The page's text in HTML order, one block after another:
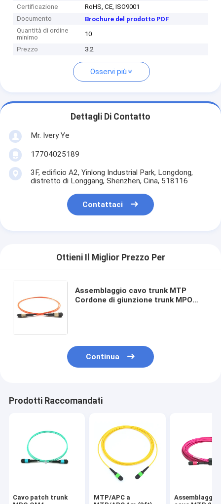
Certificazione
RoHS, CE, ISO9001
Documento
Brochure del prodotto PDF
Quantità di ordine
minimo
10
Prezzo 3.2
Osservi più
Dettagli Di Contatto
Mr. Ivery Ye
17704025189
3F, edificio A2, Yinlong Industrial Park, Longdong,
distretto di Longgang, Shenzhen, Cina, 518116
Contattaci
Ottieni Il Miglior Prezzo Per
Assemblaggio cavo trunk MTP
Cordone di giunzione trunk MPO
Continua
Prodotti Raccomandati
Cavo patch trunk
MTP/APC a
Assemblaggio